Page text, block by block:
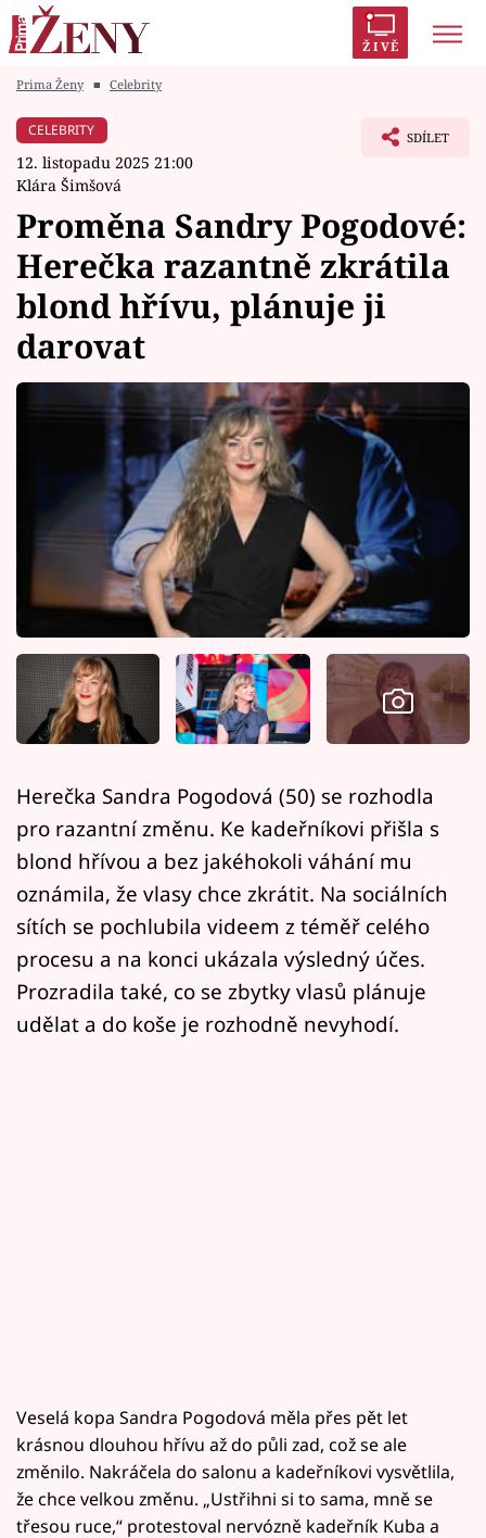
ŽIVĚ
Módní alarm
Témata
Celebrity
Vztahy
Horoskopy
Sledujte prima+
Filmový festival Karlovy Vary
Pořady
Mámy sobě
Sledujte nás
Prima Ženy ■ Celebrity
CELEBRITY
12. listopadu 2025 21:00
Klára Šimšová
SDÍLET
Proměna Sandry Pogodové:
Herečka razantně zkrátila
blond hřívu, plánuje ji
darovat
Herečka Sandra Pogodová (50) se rozhodla
pro razantní změnu. Ke kadeřníkovi přišla s
blond hřívou a bez jakéhokoli váhání mu
oznámila, že vlasy chce zkrátit. Na sociálních
sítích se pochlubila videem z téměř celého
procesu a na konci ukázala výsledný účes.
Prozradila také, co se zbytky vlasů plánuje
udělat a do koše je rozhodně nevyhodí.
Veselá kopa Sandra Pogodová měla přes pět let
krásnou dlouhou hřívu až do půli zad, což se ale
změnilo. Nakráčela do salonu a kadeřníkovi vysvětlila,
že chce velkou změnu. „Ustřihni si to sama, mně se
třesou ruce,“ protestoval nervózně kadeřník Kuba a